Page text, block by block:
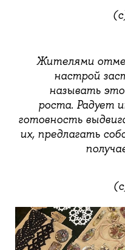
Жителями
настрой
называть
роста. Радует
готовность
их, предлагать